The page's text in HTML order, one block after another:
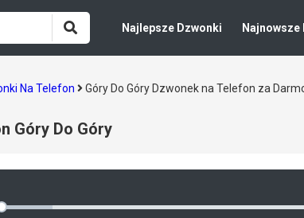
Najlepsze Dzwonki Najnowsze
Na Telefon Góry Do Góry Dzwonek na Telefon za
Góry Do Góry